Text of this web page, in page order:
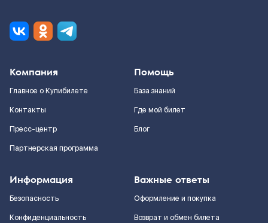
Компания
Главное о Купибилете
Контакты
Пресс-центр
Партнерская программа
Помощь
База знаний
Где мой билет
Блог
Информация
Безопасность
Конфиденциальность
Важные ответы
Оформление и покупка
Возврат и обмен билета